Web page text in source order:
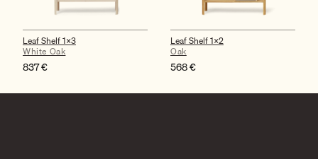
Leaf Shelf 1×3
White Oak
837€
Leaf Shelf 1×2
Oak
568€